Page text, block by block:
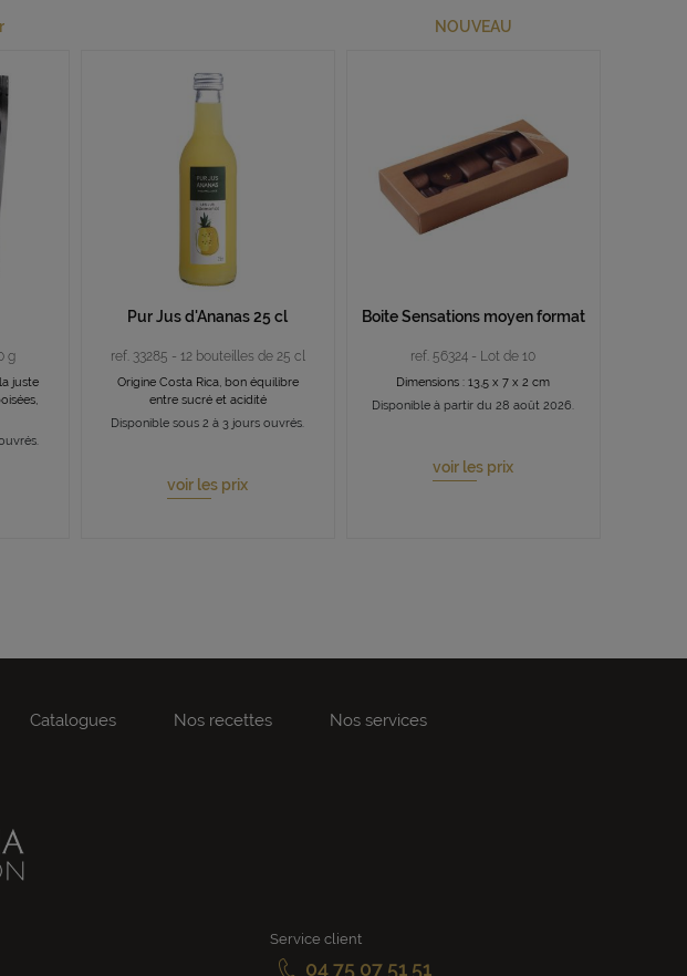
g
juste
Pur Jus d'Ananas 25 cl
ref. 33285 - 12 bouteilles de 25 cl
Origine Costa Rica, bon équilibre
entre sucré et acidité
Disponible sous 2 à 3 jours ouvrés.
voir les prix
NOUVEAU
Boite Sensations moyen format
ref. 56324 - Lot de 10
Dimensions : 13,5 x 7 x 2 cm
Disponible à partir du 28 août 2026.
voir les prix
Catalogues Nos recettes Nos services
Service client
04 75 07 51 51